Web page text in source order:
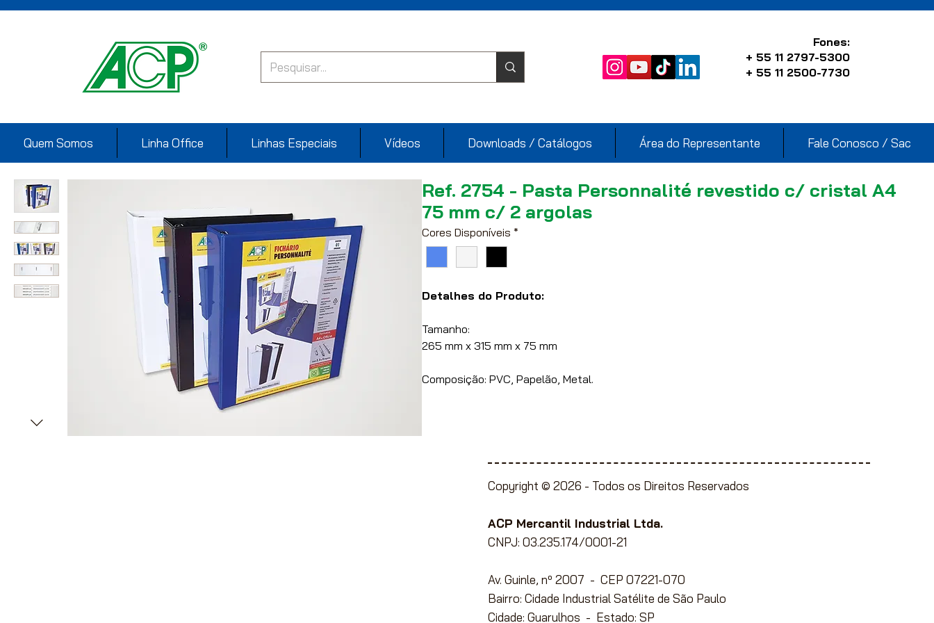
Fones:
+ 55 11 2797-5300
+ 55 11 2500-7730
Quem Somos Linha Office Linhas Especiais Vídeos Downloads / Catálogos Área do Representante Fale Conosco / Sac
Ref. 2754 - Pasta Personnalité revestido c/ cristal A4
75 mm c/ 2 argolas
Cores Disponíveis *
Detalhes do Produto:
Tamanho:
265 mm x 315 mm x 75 mm
Composição: PVC, Papelão, Metal.
Copyright © 2026 - Todos os Direitos Reservados
ACP Mercantil Industrial Ltda.
CNPJ: 03.235.174/0001-21
Av. Guinle, nº 2007 - CEP 07221-070
Bairro: Cidade Industrial Satélite de São Paulo
Cidade: Guarulhos - Estado: SP